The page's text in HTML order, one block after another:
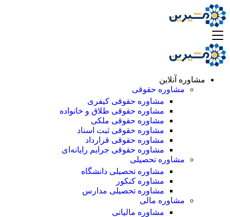
مشاوره آنلاین
مشاوره حقوقی
مشاوره حقوقی کیفری
مشاوره حقوقی طلاق و خانواده
مشاوره حقوقی ملکی
مشاوره حقوقی ثبت اسناد
مشاوره حقوقی قرارداد
مشاوره حقوقی جرایم رایانه‌ای
مشاوره تحصیلی
مشاوره تحصیلی دانشگاه
مشاوره کنکور
مشاوره تحصیلی مدارس
مشاوره مالی
مشاوره مالیاتی